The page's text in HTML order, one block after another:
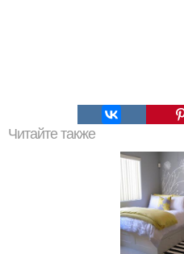
Читайте также